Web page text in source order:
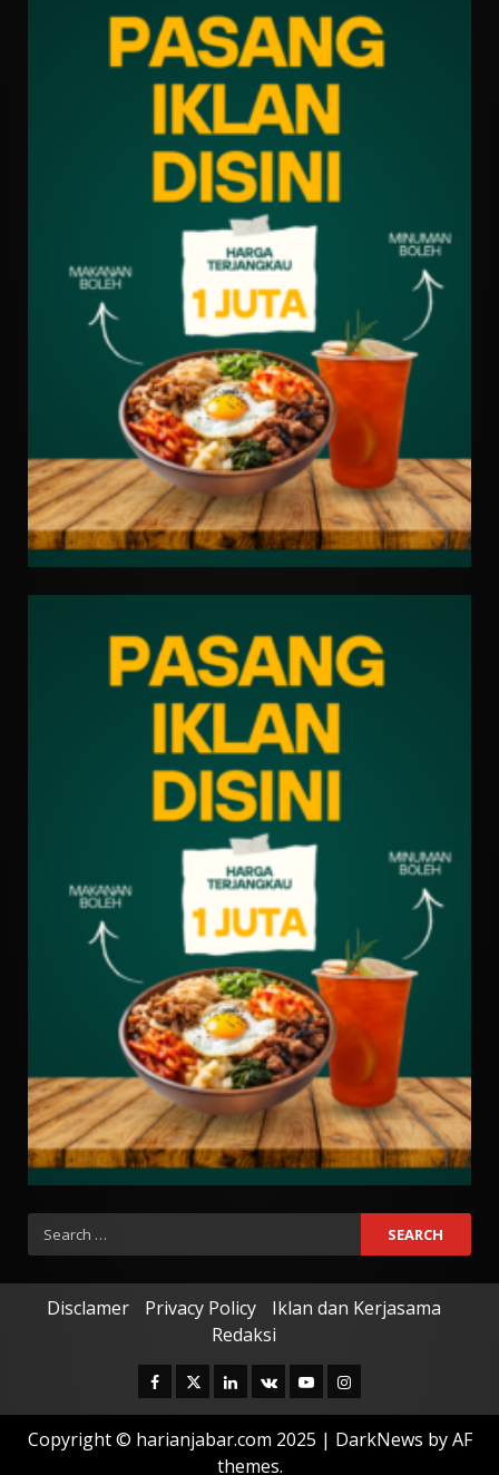
Search
for:
Disclamer Privacy Policy
Iklan dan Kerjasama
Redaksi
Facebook
TwitterLinkedin
VK YoutubeInstagram
Copyright © harianjabar.com 2025 | DarkNews by AF
themes.